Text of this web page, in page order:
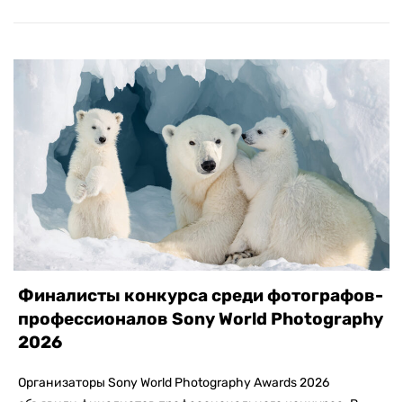
Финалисты конкурса среди фотографов-
профессионалов Sony World Photography
2026
Организаторы Sony World Photography Awards 2026